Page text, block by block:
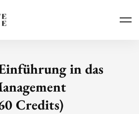
in das
Credits)